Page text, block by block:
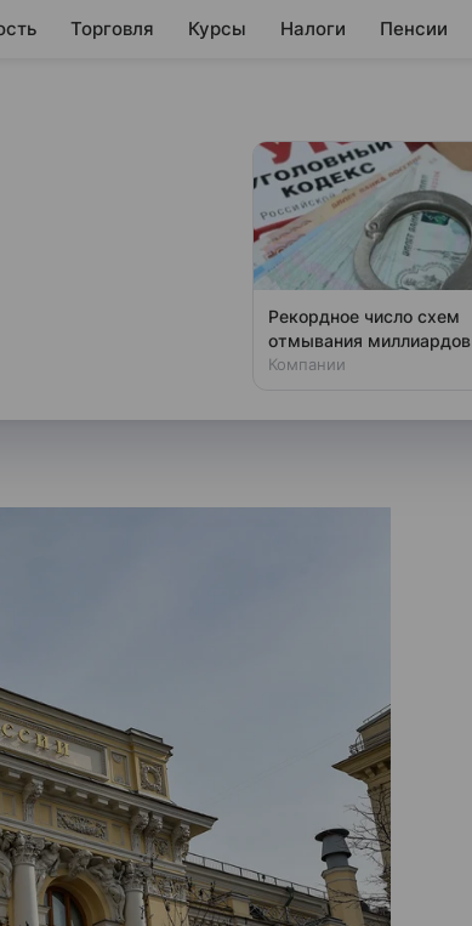
Торговля Курсы Налоги Пенсии
ожидания по
по ключевой ставке в
Рекордное число схем
отмывания миллиардов
раскрыли в России
Компании